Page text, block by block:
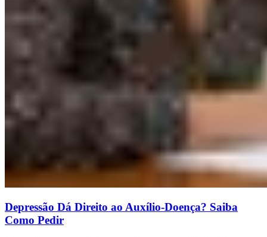
Depressão Dá Direito ao Auxílio-Doença? Saiba
Como Pedir